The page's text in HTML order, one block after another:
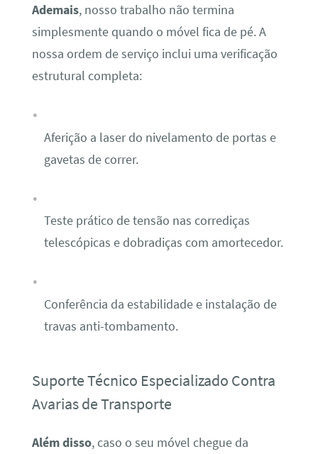
Ademais, nosso trabalho não termina
simplesmente quando o móvel fica de pé. A
nossa ordem de serviço inclui uma verificação
estrutural completa:
Aferição a laser do nivelamento de portas e
gavetas de correr.
Teste prático de tensão nas corrediças
telescópicas e dobradiças com amortecedor.
Conferência da estabilidade e instalação de
travas anti-tombamento.
Suporte Técnico Especializado Contra
Avarias de Transporte
Além disso, caso o seu móvel chegue da